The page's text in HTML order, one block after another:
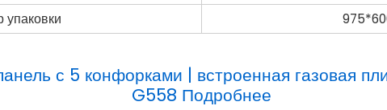
упаковки
с 5 конфорками | встроенная газовая
G558 Подробнее